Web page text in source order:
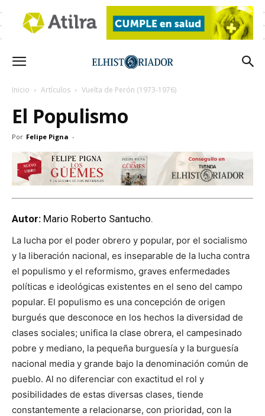
Inicio Artículos Vuelta de Perón (1973-1976)
El Populismo
Por Felipe Pigna -
Autor: Mario Roberto Santucho.
La lucha por el poder obrero y popular, por el socialismo
y la liberación nacional, es inseparable de la lucha contra
el populismo y el reformismo, graves enfermedades
políticas e ideológicas existentes en el seno del campo
popular. El populismo es una concepción de origen
burgués que desconoce en los hechos la diversidad de
clases sociales; unifica la clase obrera, el campesinado
pobre y mediano, la pequeña burguesía y la burguesía
nacional media y grande bajo la denominación común de
pueblo. Al no diferenciar con exactitud el rol y
posibilidades de estas diversas clases, tiende
constantemente a relacionarse, con prioridad, con la